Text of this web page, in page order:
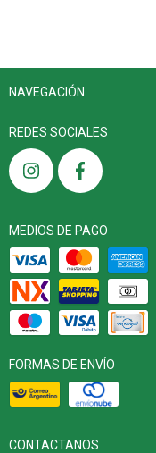
NAVEGACIÓN
REDES SOCIALES
MEDIOS DE PAGO
FORMAS DE ENVÍO
CONTACTANOS